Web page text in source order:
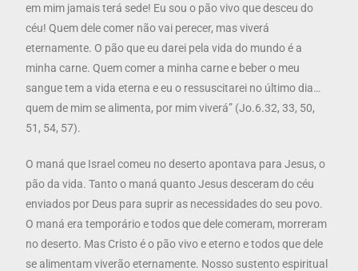
em mim jamais terá sede! Eu sou o pão vivo que desceu do
céu! Quem dele comer não vai perecer, mas viverá
eternamente. O pão que eu darei pela vida do mundo é a
minha carne. Quem comer a minha carne e beber o meu
sangue tem a vida eterna e eu o ressuscitarei no último dia…
quem de mim se alimenta, por mim viverá” (Jo.6.32, 33, 50,
51, 54, 57).
O maná que Israel comeu no deserto apontava para Jesus, o
pão da vida. Tanto o maná quanto Jesus desceram do céu
enviados por Deus para suprir as necessidades do seu povo.
O maná era temporário e todos que dele comeram, morreram
no deserto. Mas Cristo é o pão vivo e eterno e todos que dele
se alimentam viverão eternamente. Nosso sustento espiritual